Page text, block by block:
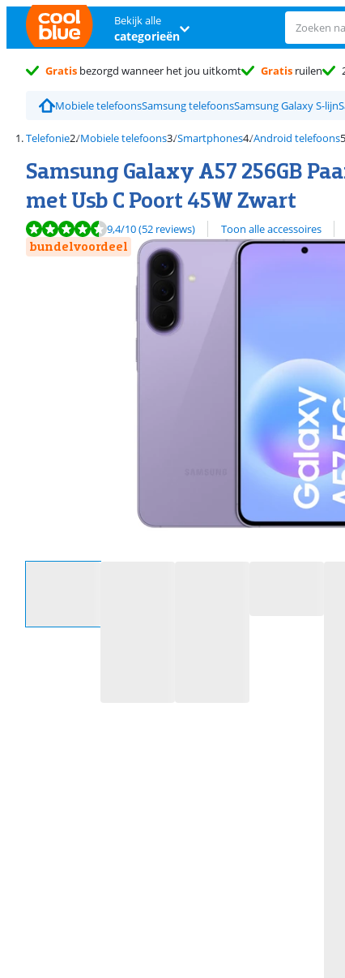
Bekijk alle
categorieën
Gratis bezorgd wanneer het jou uitkomt Gratis ruilen
Mobiele telefoonsSamsung telefoonsSamsung Galaxy S-lijn
Telefonie Mobiele telefoons Smartphones Android telefoons
Samsung Galaxy A57 256GB
met Usb C Poort 45W Zwart
Beoordeling is 9,4 van de 10, gebaseerd op 52 reviews.
9,4/10(52 reviews) Toon alle accessoires
Bekijk alle
bundelvoordeel